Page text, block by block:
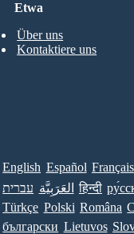
Etwa
Über uns
Kontaktiere uns
English Español Français
עברית العَرَبِيَّة हिन्दी
Türkçe Polski Româna
български Lietuvos